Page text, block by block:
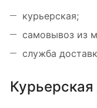
курьерская;
самовывоз из
служба
Курьерская